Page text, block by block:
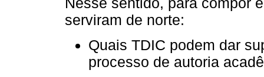
serviram de norte:
Quais TDIC podem dar
processo de autoria